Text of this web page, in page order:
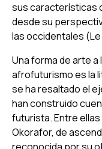
sus características
desde su
las occidentales (Le
Una forma de arte a
afrofuturismo es la
se ha resaltado el
han construido
futurista. Entre
Okorafor, de